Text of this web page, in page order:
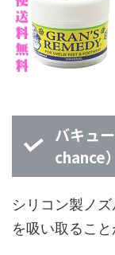
バキュ
chance
シリコン製ノ
を吸い取ること